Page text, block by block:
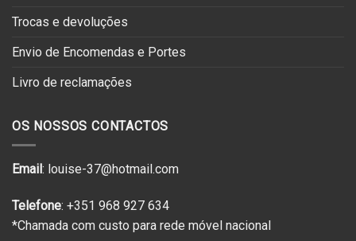
Trocas e devoluções
Envio de Encomendas e Portes
Livro de reclamações
OS NOSSOS CONTACTOS
Email : louise-37@hotmail.com
Telefone: +351 968 927 634
*Chamada com custo para rede móvel nacional